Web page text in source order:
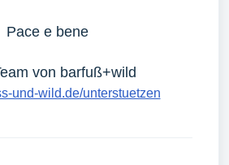
Pace e bene
von barfuß+wild
und-wild.de/unterstuetzen